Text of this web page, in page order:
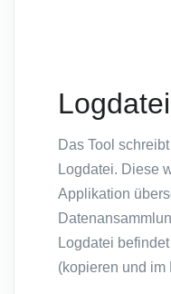
Das Tool
Logdatei. Diese
Applikation
Logdatei
(kopieren und im